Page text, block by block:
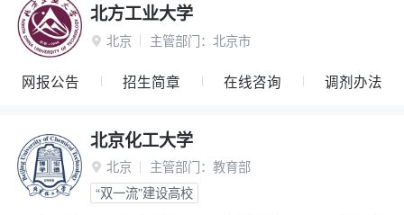
北方工业大学
 北京 主管部门： 北京市
网报公告 招生简章 在线咨询 调剂办法
北京化工大学
 北京 主管部门： 教育部
“双一流”建设高校